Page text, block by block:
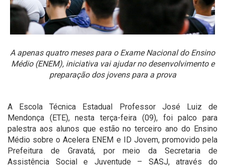
A apenas quatro meses para o Exame Nacional do Ensino
Médio (ENEM), iniciativa vai ajudar no desenvolvimento e
preparação dos jovens para a prova
A Escola Técnica Estadual Professor José Luiz de
Mendonça (ETE), nesta terça-feira (09), foi palco para
palestra aos alunos que estão no terceiro ano do Ensino
Médio sobre o Acelera ENEM e ID Jovem, promovido pela
Prefeitura de Gravatá, por meio da Secretaria de
Assistência Social e Juventude – SASJ, através do